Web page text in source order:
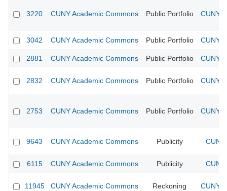
3220 CUNY Academic Commons Public Portfolio CUNY
3042 CUNY Academic Commons Public Portfolio CUNY
2881 CUNY Academic Commons Public Portfolio CUNY
2832 CUNY Academic Commons Public Portfolio CUNY
2753 CUNY Academic Commons Public Portfolio CUNY
9643 CUNY Academic Commons Publicity
6115 CUNY Academic Commons Publicity
11945 CUNY Academic Commons Reckoning CUNY